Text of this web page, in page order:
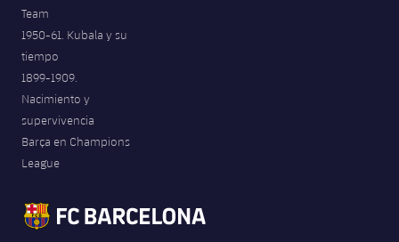
Team
1950-61. Kubala y su
tiempo
1899-1909.
Nacimiento y
supervivencia
Barça en Champions
League